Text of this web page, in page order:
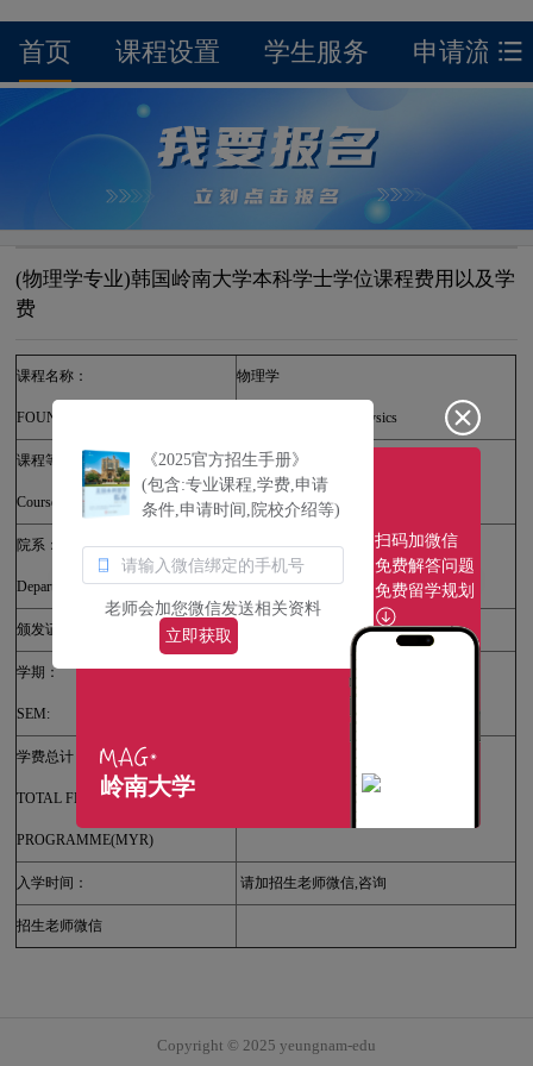
首页 课程设置 学生服务 申请流程
(物理学专业)韩国岭南大学本科学士学位课程费用以及学
费
课程名称：
FOUNDATION PROGRAMME：
物理学
Bachelor's degree in Physics
课程等级：
Course Level：
学士学位
Bachelor's degree
院系：
Department:
理科学院
Faculty of Science
颁发证书：
学期：
SEM:
请加招生老师微信,咨询
学费总计：
TOTAL FEE PER
PROGRAMME(MYR)
入学时间： 请加招生老师微信,咨询
招生老师微信
Copyright © 2025 yeungnam-edu
《2025官方招生手册》
(包含:专业课程,学费,申请
条件,申请时间,院校介绍等)
老师会加您微信发送相关资料
立即获取
岭南大学
扫码加微信
免费解答问题
免费留学规划